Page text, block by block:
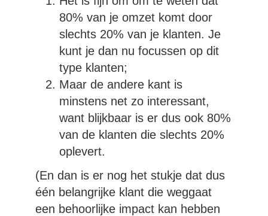
80% van je omzet komt door
slechts 20% van je klanten. Je
kunt je dan nu focussen op dit
type klanten;
Maar de andere kant is
minstens net zo interessant,
want blijkbaar is er dus ook 80%
van de klanten die slechts 20%
oplevert.
(En dan is er nog het stukje dat dus
één belangrijke klant die weggaat
een behoorlijke impact kan hebben